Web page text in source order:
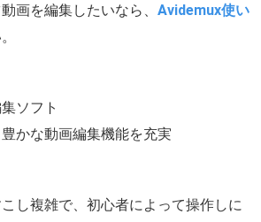
画を編集したいなら、Avidemux使い
ソフト
かな動画編集機能を充実
し複雑で、初心者によって操作しに